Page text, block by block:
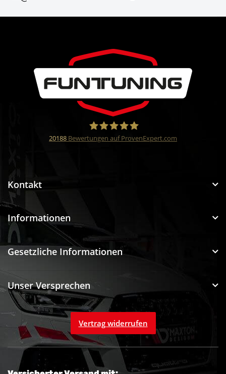
20188 Bewertungen auf ProvenExpert.com
Kontakt
Informationen
Gesetzliche Informationen
Unser Versprechen
Vertrag widerrufen